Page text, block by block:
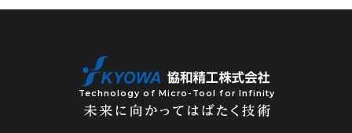
Technology of Micro-Tool for Infinity